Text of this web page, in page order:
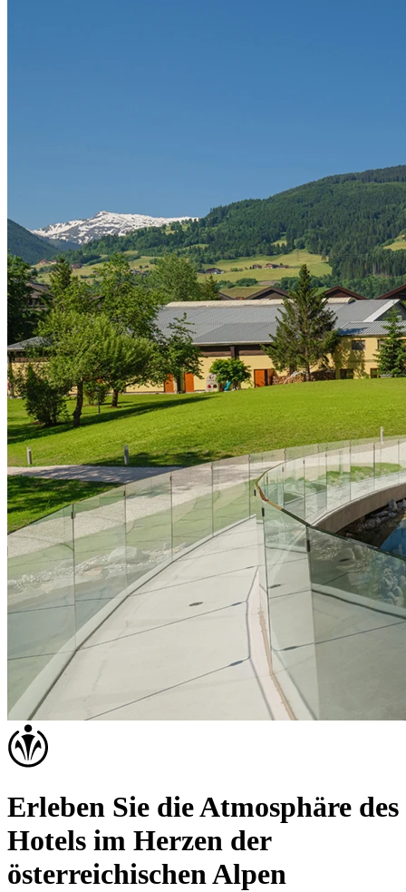
Erleben Sie die Atmosphäre des
Hotels im Herzen der
österreichischen Alpen